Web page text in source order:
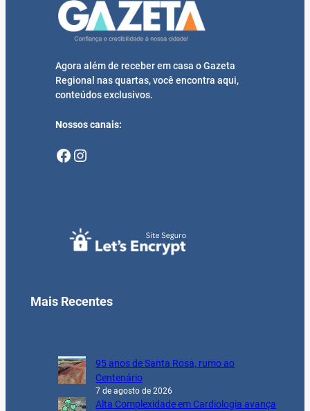
Agora além de receber em casa o Gazeta
Regional nas quartas, você encontra aqui,
conteúdos exclusivos.
Nossos canais:
Facebook Instagram
Mais Recentes
95 anos de Santa Rosa, rumo ao
Centenário
7 de agosto de 2026
Alta Complexidade em Cardiologia avança